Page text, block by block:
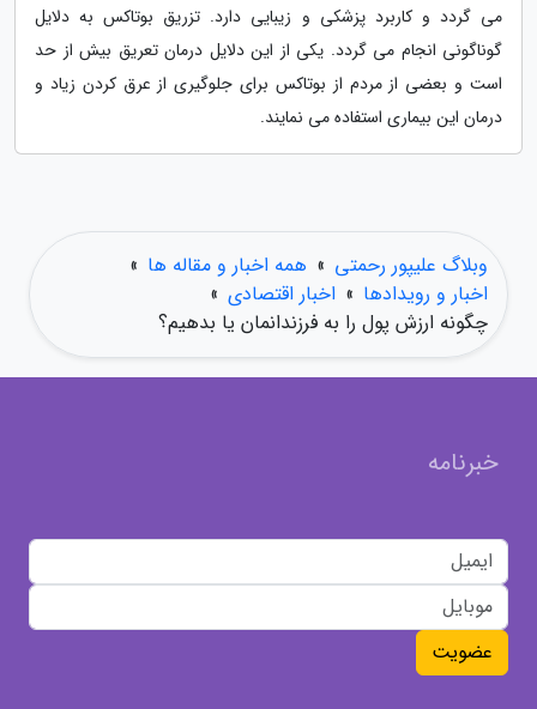
می گردد و کاربرد پزشکی و زیبایی دارد. تزریق بوتاکس به دلایل
گوناگونی انجام می گردد. یکی از این دلایل درمان تعریق بیش از حد
است و بعضی از مردم از بوتاکس برای جلوگیری از عرق کردن زیاد و
درمان این بیماری استفاده می نمایند.
وبلاگ علیپور رحمتی » همه اخبار و مقاله ها »
اخبار و رویدادها » اخبار اقتصادی »
چگونه ارزش پول را به فرزندانمان یا بدهیم؟
خبرنامه
عضویت